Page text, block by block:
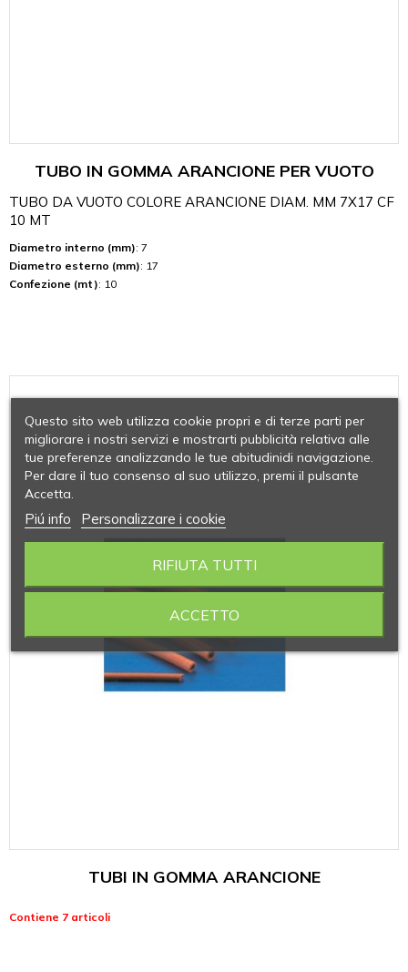
TUBO IN GOMMA ARANCIONE PER VUOTO
TUBO DA VUOTO COLORE ARANCIONE DIAM. MM 7X17 CF
10 MT
Diametro interno (mm): 7
Diametro esterno (mm): 17
Confezione (mt): 10
TUBI IN GOMMA ARANCIONE
Contiene 7 articoli
Questo sito web utilizza cookie propri e di terze parti per
migliorare i nostri servizi e mostrarti pubblicità relativa alle
tue preferenze analizzando le tue abitudinidi navigazione.
Per dare il tuo consenso al suo utilizzo, premi il pulsante
Accetta.
Piú info Personalizzare i cookie
RIFIUTA TUTTI
ACCETTO